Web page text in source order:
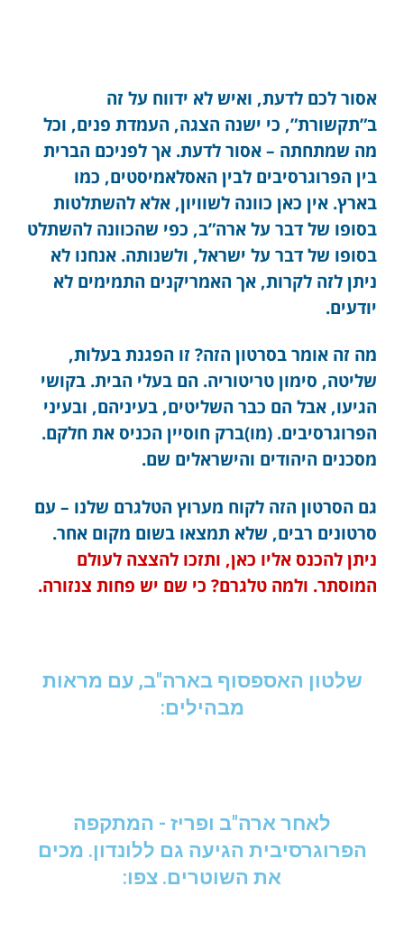
אסור לכם לדעת, ואיש לא ידווח על זה
ב”תקשורת”, כי ישנה הצגה, העמדת פנים, וכל
מה שמתחתה – אסור לדעת. אך לפניכם הברית
בין הפרוגרסיבים לבין האסלאמיסטים, כמו
בארץ. אין כאן כוונה לשוויון, אלא להשתלטות
בסופו של דבר על ארה”ב, כפי שהכוונה להשתלט
בסופו של דבר על ישראל, ולשנותה. אנחנו לא
ניתן לזה לקרות, אך האמריקנים התמימים לא
יודעים.
מה זה אומר בסרטון הזה? זו הפגנת בעלות,
שליטה, סימון טריטוריה. הם בעלי הבית. בקושי
הגיעו, אבל הם כבר השליטים, בעיניהם, ובעיני
הפרוגרסיבים. (מו)ברק חוסיין הכניס את חלקם.
מסכנים היהודים והישראלים שם.
גם הסרטון הזה לקוח מערוץ הטלגרם שלנו – עם
סרטונים רבים, שלא תמצאו בשום מקום אחר.
ניתן להכנס אליו כאן, ותזכו להצצה לעולם
המוסתר. ולמה טלגרם? כי שם יש פחות צנזורה.
שלטון האספסוף בארה"ב, עם מראות
מבהילים:
לאחר ארה"ב ופריז - המתקפה
הפרוגרסיבית הגיעה גם ללונדון. מכים
את השוטרים. צפו: